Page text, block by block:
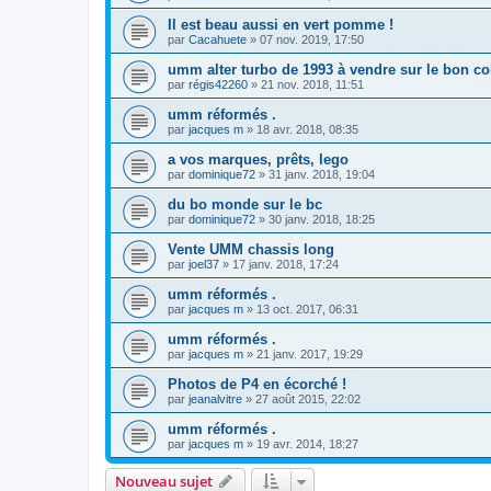
Il est beau aussi en vert pomme !
par Cacahuete » 07 nov. 2019, 17:50
umm alter turbo de 1993 à vendre sur le bon
par régis42260 » 21 nov. 2018, 11:51
umm réformés .
par jacques m » 18 avr. 2018, 08:35
a vos marques, prêts, lego
par dominique72 » 31 janv. 2018, 19:04
du bo monde sur le bc
par dominique72 » 30 janv. 2018, 18:25
Vente UMM chassis long
par joel37 » 17 janv. 2018, 17:24
umm réformés .
par jacques m » 13 oct. 2017, 06:31
umm réformés .
par jacques m » 21 janv. 2017, 19:29
Photos de P4 en écorché !
par jeanalvitre » 27 août 2015, 22:02
umm réformés .
par jacques m » 19 avr. 2014, 18:27
Nouveau sujet